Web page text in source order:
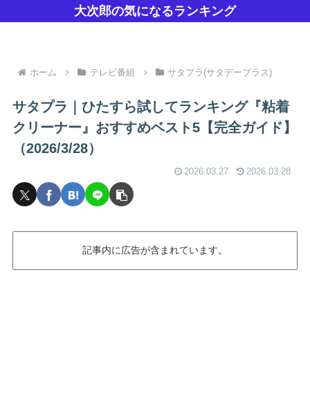
大次郎の気になるランキング
ホーム テレビ番組 サタプラ(サタデープラス)
サタプラ｜ひたすら試してランキング『粘着
クリーナー』おすすめベスト5【完全ガイド】
（2026/3/28）
2026.03.27 2026.03.28
記事内に広告が含まれています。